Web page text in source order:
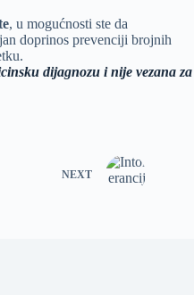
, u mogućnosti ste da
doprinos prevenciji brojnih
dijagnozu i nije vezana za
NEXT